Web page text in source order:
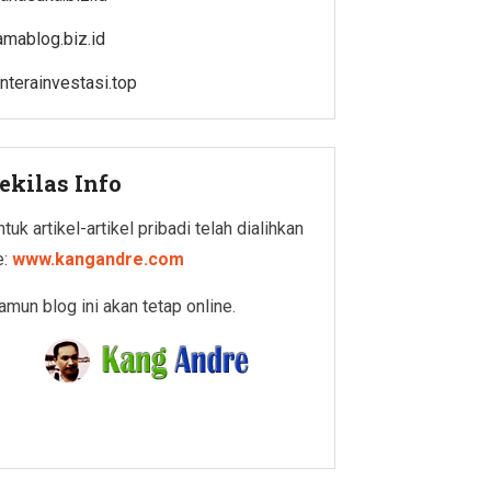
Info
artikel-artikel pribadi telah dialihkan
www.kangandre.com
blog ini akan tetap online.